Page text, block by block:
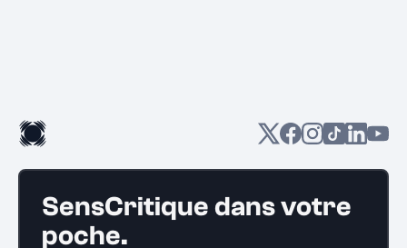
SensCritique dans votre
poche.